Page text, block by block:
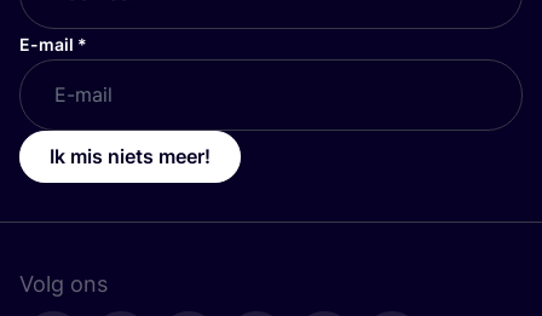
E-mail *
Ik mis niets meer!
Volg ons